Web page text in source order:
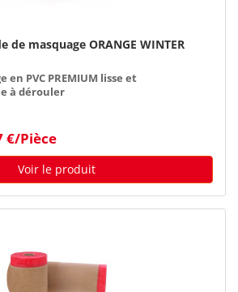
de masquage ORANGE WINTER
en PVC PREMIUM lisse et
à dérouler
€/Pièce
Voir le produit